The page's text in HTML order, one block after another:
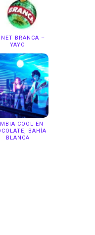
BRANCA –
YAYO
COOL EN
BAHÍA
BLANCA